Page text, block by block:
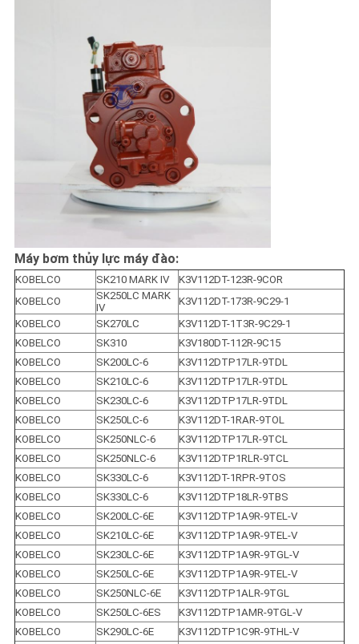
Máy bơm thủy lực máy đào:
KOBELCO SK210 MARK IV
K3V112DT-123R-9COR
KOBELCO
SK250LC MARK
IV
K3V112DT-173R-9C29-1
KOBELCO
SK270LC
K3V112DT-1T3R-9C29-1
KOBELCO
SK310
K3V180DT-112R-9C15
KOBELCO
SK200LC-6
K3V112DTP17LR-9TDL
KOBELCO
SK210LC-6
K3V112DTP17LR-9TDL
KOBELCO
SK230LC-6
K3V112DTP17LR-9TDL
KOBELCO
SK250LC-6
K3V112DT-1RAR-9TOL
KOBELCO
SK250NLC-6
K3V112DTP17LR-9TCL
KOBELCO
SK250NLC-6
K3V112DTP1RLR-9TCL
KOBELCO
SK330LC-6
K3V112DT-1RPR-9TOS
KOBELCO
SK330LC-6
K3V112DTP18LR-9TBS
KOBELCO
SK200LC-6E
K3V112DTP1A9R-9TEL-V
KOBELCO
SK210LC-6E
K3V112DTP1A9R-9TEL-V
KOBELCO
SK230LC-6E
K3V112DTP1A9R-9TGL-V
KOBELCO
SK250LC-6E
K3V112DTP1A9R-9TEL-V
KOBELCO
SK250NLC-6E
K3V112DTP1ALR-9TGL
KOBELCO
SK250LC-6ES
K3V112DTP1AMR-9TGL-V
KOBELCO
SK290LC-6E
K3V112DTP1C9R-9THL-V